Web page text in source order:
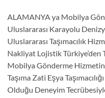
ALAMANYA ya Mobilya
Uluslararası Karayolu
Uluslararası Taşımacılık
Nakliyat Lojistik Türkiye’den
Mobilya Gönderme
Taşıma Zati Eşya
Olduğu Deneyim